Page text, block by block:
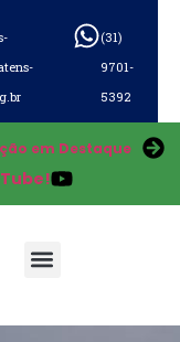
(31)
9701-
5392
em Destaque